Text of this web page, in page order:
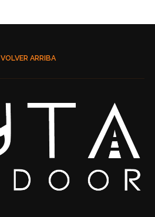
VOLVER ARRIBA